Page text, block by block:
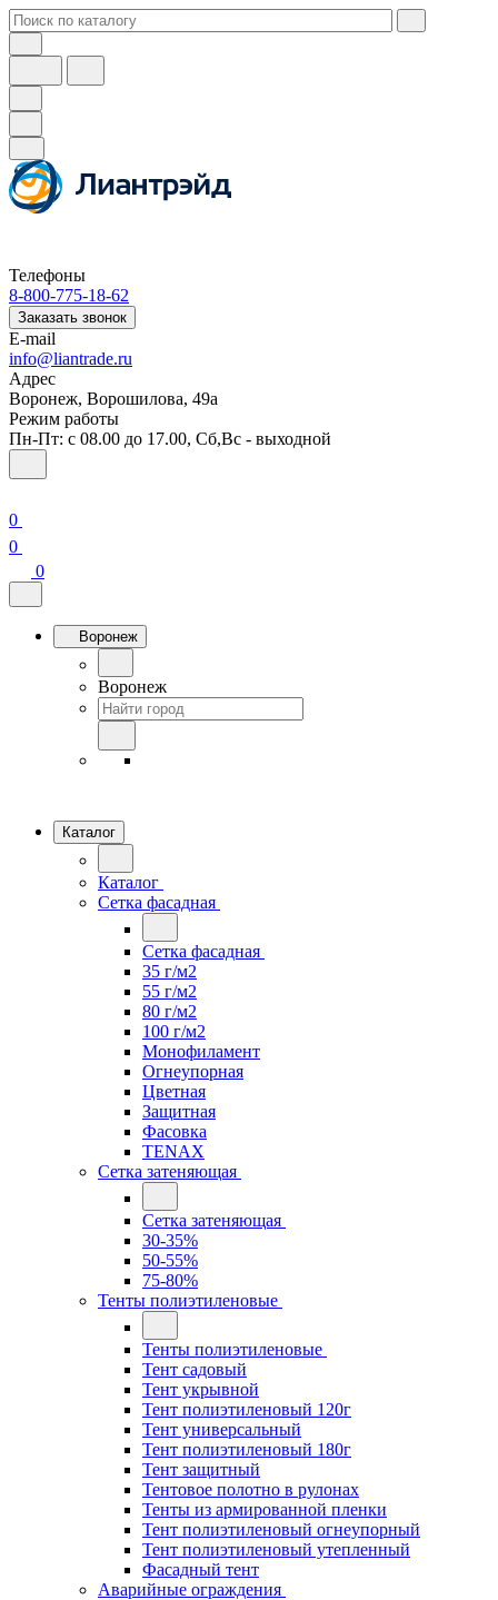
Телефоны
8-800-775-18-62
Заказать звонок
E-mail
info@liantrade.ru
Адрес
Воронеж, Ворошилова, 49а
Режим работы
Пн-Пт: c 08.00 до 17.00, Cб,Вс - выходной
0
0
0
Воронеж
Воронеж
Каталог
Каталог
Сетка фасадная
Сетка фасадная
35 г/м2
55 г/м2
80 г/м2
100 г/м2
Монофиламент
Огнеупорная
Цветная
Защитная
Фасовка
TENAX
Сетка затеняющая
Сетка затеняющая
30-35%
50-55%
75-80%
Тенты полиэтиленовые
Тенты полиэтиленовые
Тент садовый
Тент укрывной
Тент полиэтиленовый 120г
Тент универсальный
Тент полиэтиленовый 180г
Тент защитный
Тентовое полотно в рулонах
Тенты из армированной пленки
Тент полиэтиленовый огнеупорный
Тент полиэтиленовый утепленный
Фасадный тент
Аварийные ограждения